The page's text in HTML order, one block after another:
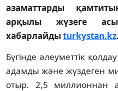
азаматтарды
арқылы жүзеге
хабарлайдыturkystan.kz.
Бүгінде әлеуметтік
адамды және жүздеген
отыр. 2,5 миллионнан